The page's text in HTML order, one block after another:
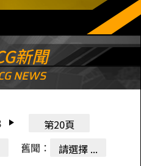
新聞
NEWS
第20頁
舊聞： 請選擇 ...